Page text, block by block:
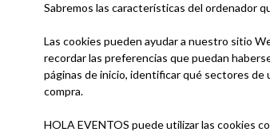
Sabremos las características del ordenador
Las cookies pueden ayudar a nuestro sitio
recordar las preferencias que puedan
páginas de inicio, identificar qué sectores
compra.
HOLA EVENTOS puede utilizar las cookies